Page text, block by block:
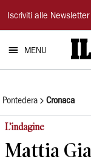
Il
Tirreno
Iscriviti alle Newsletter
MENU
Pontedera Cronaca
L’indagine
Mattia